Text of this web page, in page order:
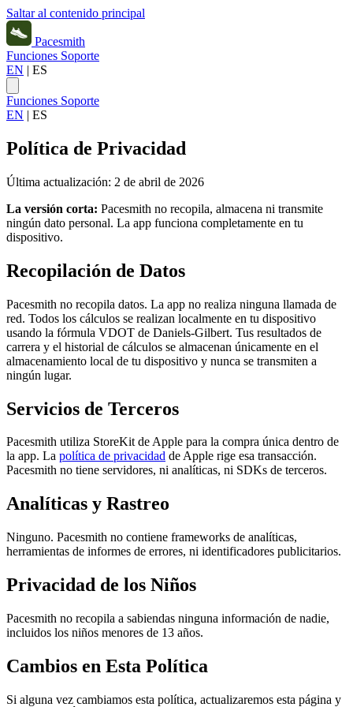
Saltar al contenido principal
Pacesmith
Funciones Soporte
EN | ES
Funciones Soporte
EN | ES
Política de Privacidad
Última actualización: 2 de abril de 2026
La versión corta: Pacesmith no recopila, almacena ni transmite
ningún dato personal. La app funciona completamente en tu
dispositivo.
Recopilación de Datos
Pacesmith no recopila datos. La app no realiza ninguna llamada de
red. Todos los cálculos se realizan localmente en tu dispositivo
usando la fórmula VDOT de Daniels-Gilbert. Tus resultados de
carrera y el historial de cálculos se almacenan únicamente en el
almacenamiento local de tu dispositivo y nunca se transmiten a
ningún lugar.
Servicios de Terceros
Pacesmith utiliza StoreKit de Apple para la compra única dentro de
la app. La política de privacidad de Apple rige esa transacción.
Pacesmith no tiene servidores, ni analíticas, ni SDKs de terceros.
Analíticas y Rastreo
Ninguno. Pacesmith no contiene frameworks de analíticas,
herramientas de informes de errores, ni identificadores publicitarios.
Privacidad de los Niños
Pacesmith no recopila a sabiendas ninguna información de nadie,
incluidos los niños menores de 13 años.
Cambios en Esta Política
Si alguna vez cambiamos esta política, actualizaremos esta página y